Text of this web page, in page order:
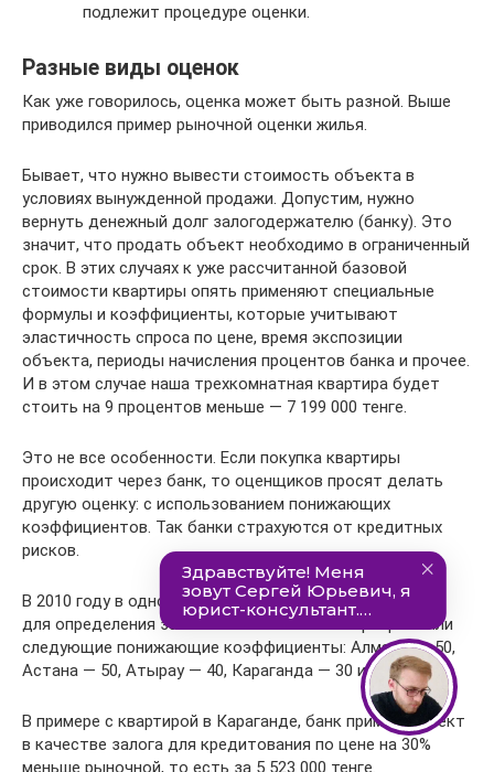
подлежит процедуре оценки.
Разные виды оценок
Как уже говорилось, оценка может быть разной. Выше
приводился пример рыночной оценки жилья.
Бывает, что нужно вывести стоимость объекта в
условиях вынужденной продажи. Допустим, нужно
вернуть денежный долг залогодержателю (банку). Это
значит, что продать объект необходимо в ограниченный
срок. В этих случаях к уже рассчитанной базовой
стоимости квартиры опять применяют специальные
формулы и коэффициенты, которые учитывают
эластичность спроса по цене, время экспозиции
объекта, периоды начисления процентов банка и прочее.
И в этом случае наша трехкомнатная квартира будет
стоить на 9 процентов меньше — 7 199 000 тенге.
Это не все особенности. Если покупка квартиры
происходит через банк, то оценщиков просят делать
другую оценку: с использованием понижающих
коэффициентов. Так банки страхуются от кредитных
рисков.
В 2010 году в одном из крупных казахстанских банков
для определения залоговой стоимости квартиры были
следующие понижающие коэффициенты: Алматы — 50,
Астана — 50, Атырау — 40, Караганда — 30 и т.д.
В примере с квартирой в Караганде, банк примет объект
в качестве залога для кредитования по цене на 30%
меньше рыночной, то есть за 5 523 000 тенге.